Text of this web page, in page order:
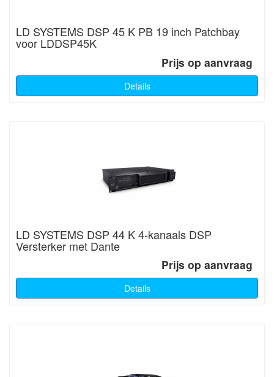
LD SYSTEMS DSP 45 K PB 19 inch Patchbay
voor LDDSP45K
Prijs op aanvraag
Details
LD SYSTEMS DSP 44 K 4-kanaals DSP
Versterker met Dante
Prijs op aanvraag
Details